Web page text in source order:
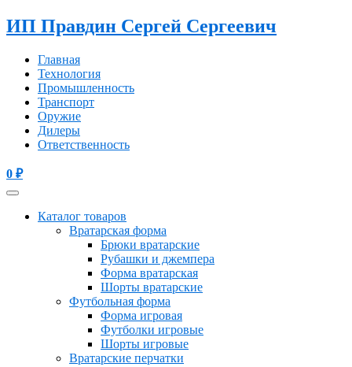
ИП Правдин Сергей Сергеевич
Главная
Технология
Промышленность
Транспорт
Оружие
Дилеры
Ответственность
0 ₽
Каталог товаров
Вратарская форма
Брюки вратарские
Рубашки и джемпера
Форма вратарская
Шорты вратарские
Футбольная форма
Форма игровая
Футболки игровые
Шорты игровые
Вратарские перчатки